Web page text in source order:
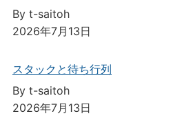
By t-saitoh
2026年7月13日
スタックと待ち行列
By t-saitoh
2026年7月13日